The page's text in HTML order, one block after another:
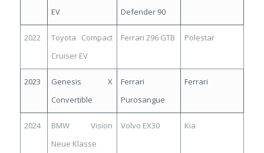
EV
Defender 90
2022
Toyota Compact
Cruiser EV
Ferrari 296 GTB Polestar
2023
Genesis X
Convertible
Ferrari
Purosangue
Ferrari
2024
BMW Vision
Neue Klasse
Volvo EX30 Kia